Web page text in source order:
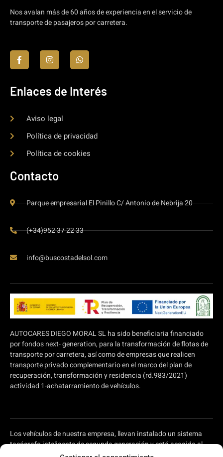
Nos avalan más de 60 años de experiencia en el servicio de
transporte de pasajeros por carretera.
Enlaces de Interés
Aviso legal
Política de privacidad
Política de cookies
Contacto
Parque empresarial El Pinillo C/ Antonio de Nebrija 20
(+34)952 37 22 33
info@buscostadelsol.com
AUTOCARES DIEGO MORAL SL ha sido beneficiaria financiado
por fondos next- generation, para la transformación de flotas de
transporte por carretera, así como de empresas que realicen
transporte privado complementario en el marco del plan de
recuperación, transformación y residencia (rd.983/2021)
actividad 1-achatarramiento de vehículos.
Los vehículos de nuestra empresa, llevan instalado un sistema
tacógrafo inteligente de segunda generación y está acogido al
plan de ayudas a autónomos y pymes para modernizar el